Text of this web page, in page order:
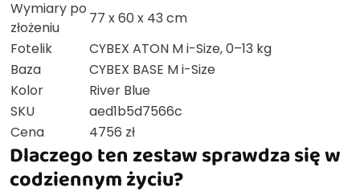
Wymiary po
złożeniu
77 x 60 x 43 cm
Fotelik
CYBEX ATON M i-Size, 0–13 kg
Baza
CYBEX BASE M i-Size
Kolor
River Blue
SKU
aed1b5d7566c
Cena
4756 zł
Dlaczego ten zestaw sprawdza się w
codziennym życiu?